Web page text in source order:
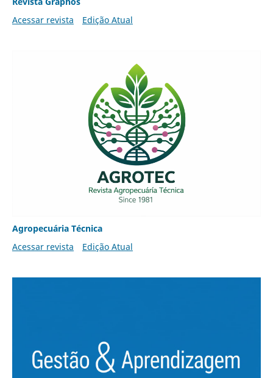
Acessar revista
Edição Atual
Agropecuária Técnica
Acessar revista
Edição Atual